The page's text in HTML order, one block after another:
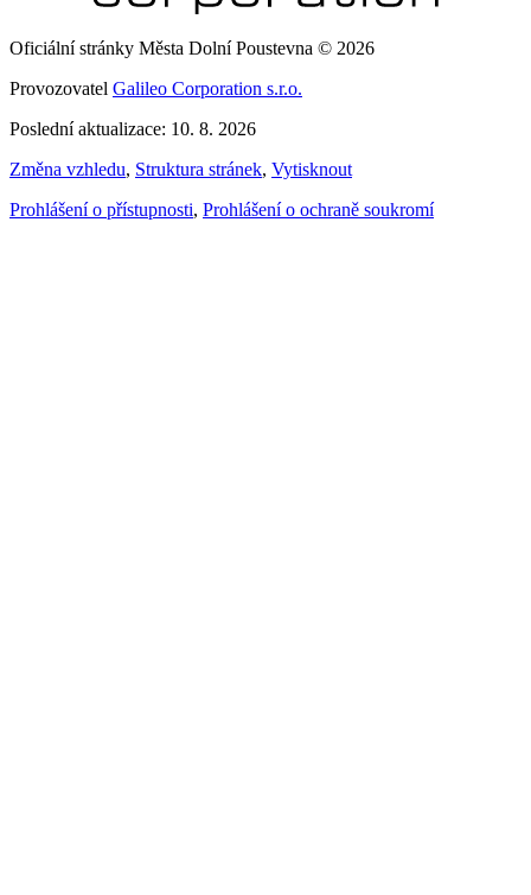
Oficiální stránky Města Dolní Poustevna © 2026
Provozovatel Galileo Corporation s.r.o.
Poslední aktualizace: 10. 8. 2026
Změna vzhledu, Struktura stránek, Vytisknout
Prohlášení o přístupnosti, Prohlášení o ochraně soukromí